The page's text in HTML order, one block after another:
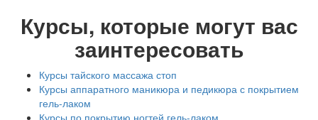
Курсы, которые могут вас
заинтересовать
Курсы тайского массажа стоп
Курсы аппаратного маникюра и педикюра с покрытием
гель-лаком
Курсы по покрытию ногтей гель-лаком